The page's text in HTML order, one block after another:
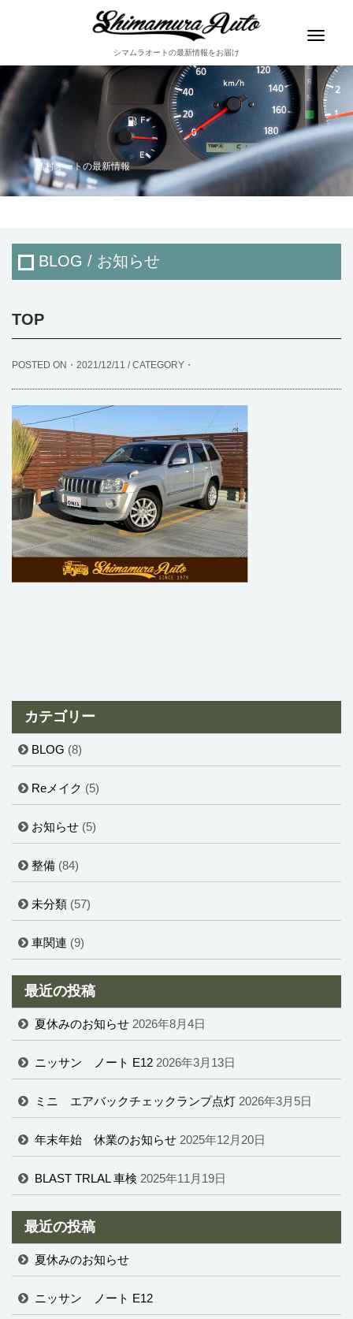
シマムラオートの最新情報をお届け
Toggle
島村オートの最新情報
BLOG / お知らせ
TOP
POSTED ON・2021/12/11 / CATEGORY・
カテゴリー
BLOG (8)
Reメイク (5)
お知らせ (5)
整備 (84)
未分類 (57)
車関連 (9)
最近の投稿
夏休みのお知らせ 2026年8月4日
ニッサン ノート E12 2026年3月13日
ミニ エアバックチェックランプ点灯 2026年3月5日
年末年始 休業のお知らせ 2025年12月20日
BLAST TRLAL 車検 2025年11月19日
最近の投稿
夏休みのお知らせ
ニッサン ノート E12